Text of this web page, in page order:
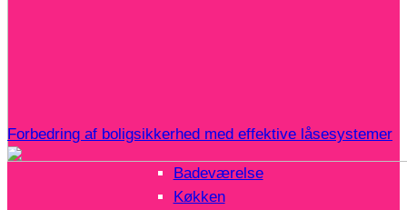
Forbedring af boligsikkerhed med effektive låsesystemer
Badeværelse
Køkken